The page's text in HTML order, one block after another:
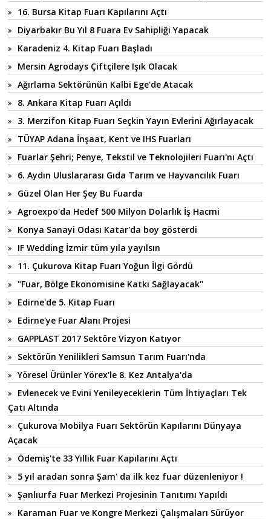
16. Bursa Kitap Fuarı Kapılarını Açtı
Diyarbakır Bu Yıl 8 Fuara Ev Sahipliği Yapacak
Karadeniz 4. Kitap Fuarı Başladı
Mersin Agrodays Çiftçilere Işık Olacak
Ağırlama Sektörünün Kalbi Ege'de Atacak
8. Ankara Kitap Fuarı Açıldı
3. Merzifon Kitap Fuarı Seçkin Yayın Evlerini Ağırlayacak
TÜYAP Adana İnşaat, Kent ve IHS Fuarları
Fuarlar Şehri; Penye, Tekstil ve Teknolojileri Fuarı'nı Açtı
6. Aydın Uluslararası Gıda Tarım ve Hayvancılık Fuarı
Güzel Olan Her Şey Bu Fuarda
Agroexpo'da Hedef 500 Milyon Dolarlık İş Hacmi
Konya Sanayi Odası Katar'da boy gösterdi
IF Wedding İzmir tüm yıla yayılsın
11. Çukurova Kitap Fuarı Yoğun İlgi Gördü
"Fuar, Bölge Ekonomisine Katkı Sağlayacak"
Edirne'de 5. Kitap Fuarı
Edirne'ye Fuar Alanı Projesi
GAPPLAST 2017 Sektöre Vizyon Katıyor
Sektörün Yenilikleri Samsun Tarım Fuarı'nda
Yöresel Ürünler Yörex'le 8. Kez Antalya'da
Evlenecek ve Evini Yenileyeceklerin Tüm İhtiyaçları Tek
Çatı Altında
Çukurova Mobilya Fuarı Sektörün Kapılarını Dünyaya
Açacak
Ödemiş'te 33 Yıllık Fuar Kapılarını Açtı
5 yıl aradan sonra Şam' da ilk kez fuar düzenleniyor !
Şanlıurfa Fuar Merkezi Projesinin Tanıtımı Yapıldı
Karaman Fuar ve Kongre Merkezi Çalışmaları Sürüyor